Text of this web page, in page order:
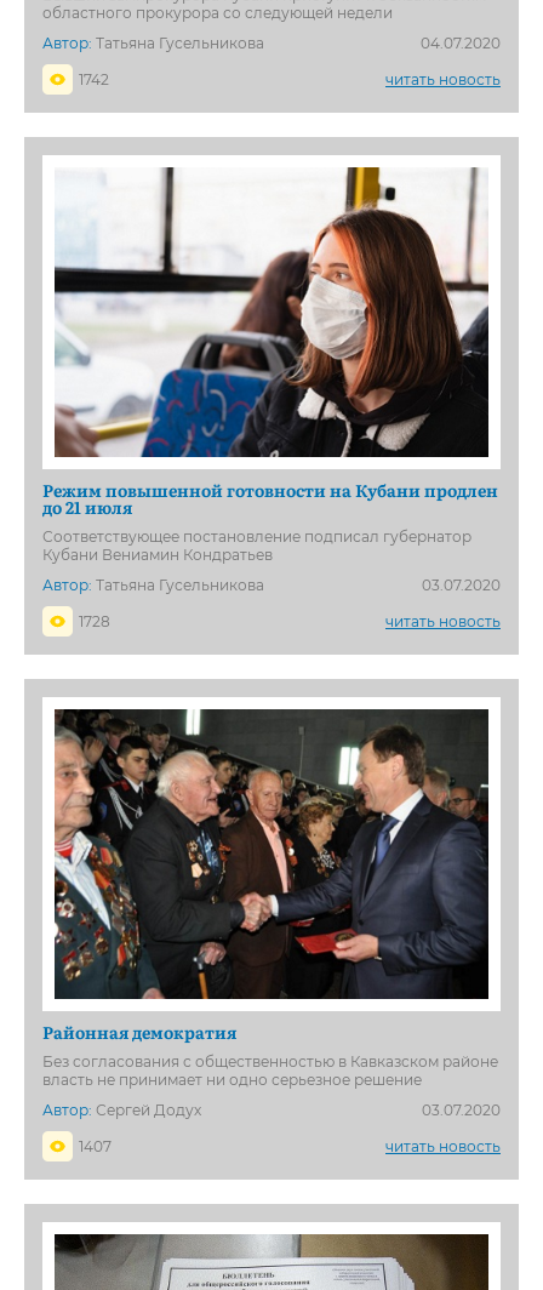
областного прокурора со следующей недели
Автор: Татьяна Гусельникова
04.07.2020
1742
читать новость
Режим повышенной готовности на Кубани продлен
до 21 июля
Соответствующее постановление подписал губернатор
Кубани Вениамин Кондратьев
Автор: Татьяна Гусельникова
03.07.2020
1728
читать новость
Районная демократия
Без согласования с общественностью в Кавказском районе
власть не принимает ни одно серьезное решение
Автор: Сергей Додух
03.07.2020
1407
читать новость